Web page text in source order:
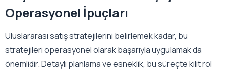
Operasyonel İpuçları
Uluslararası satış stratejilerini belirlemek kadar, bu
stratejileri operasyonel olarak başarıyla uygulamak da
önemlidir. Detaylı planlama ve esneklik, bu süreçte kilit rol